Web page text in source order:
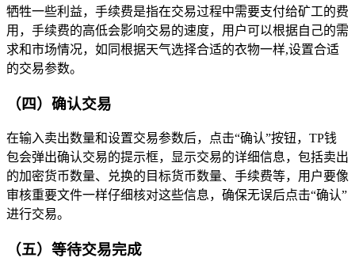
牺牲一些利益，手续费是指在交易过程中需要支付给矿工的费
用，手续费的高低会影响交易的速度，用户可以根据自己的需
求和市场情况，如同根据天气选择合适的衣物一样,设置合适
的交易参数。
（四）确认交易
在输入卖出数量和设置交易参数后，点击“确认”按钮，TP钱
包会弹出确认交易的提示框，显示交易的详细信息，包括卖出
的加密货币数量、兑换的目标货币数量、手续费等，用户要像
审核重要文件一样仔细核对这些信息，确保无误后点击“确认”
进行交易。
（五）等待交易完成